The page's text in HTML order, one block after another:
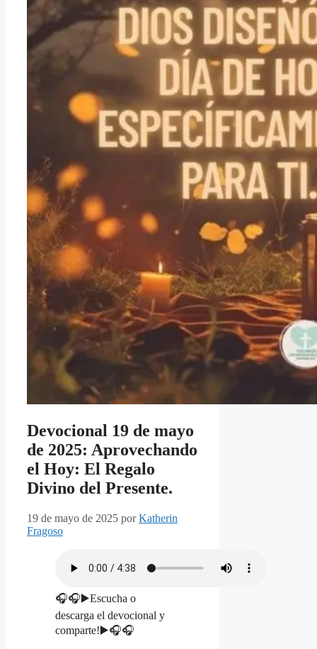
Devocional 19 de mayo
de 2025: Aprovechando
el Hoy: El Regalo
Divino del Presente.
19 de mayo de 2025 porKatherin
Fragoso
🎧🎧▶️Escucha o
descarga el devocional y
comparte!▶️🎧🎧